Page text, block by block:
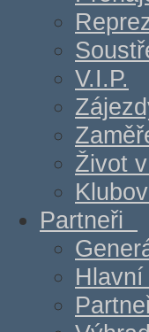
V.I.P.
Život
Partneři